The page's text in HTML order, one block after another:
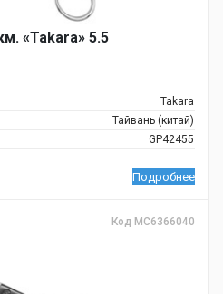
«Takara» 5.5
Takara
Тайвань (китай)
GP42455
Подробнее
Код MC6366040